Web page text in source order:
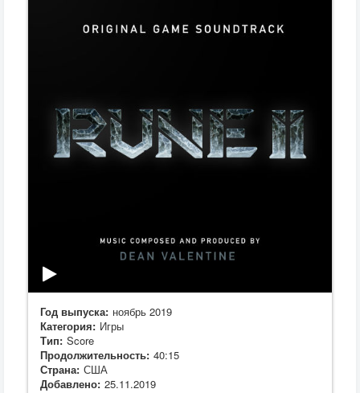
Год выпуска: ноябрь 2019
Категория: Игры
Тип: Score
Продолжительность: 40:15
Страна: США
Добавлено: 25.11.2019